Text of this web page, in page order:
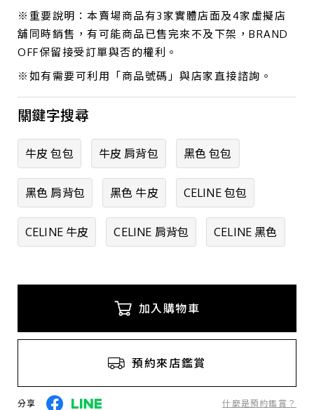
※重要說明：本賣場商品有3家實體店面及4家虛擬店
舖同時銷售，有可能商品已售完來不及下架，BRAND
OFF保留接受訂單與否的權利。
※如有需要可利用「商品號碼」與店家直接諮詢。
關鍵字搜尋
牛皮 包包 牛皮 肩背包 黑色 包包
黑色 肩背包 黑色 牛皮 CELINE 包包
CELINE 牛皮 CELINE 肩背包 CELINE 黑色
加入購物車
預約來店鑑賞
分享 什麼是預約鑑賞？